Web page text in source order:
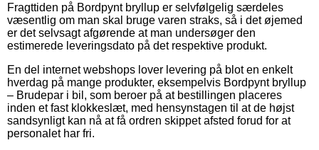
Fragttiden på Bordpynt bryllup er selvfølgelig særdeles
væsentlig om man skal bruge varen straks, så i det øjemed
er det selvsagt afgørende at man undersøger den
estimerede leveringsdato på det respektive produkt.
En del internet webshops lover levering på blot en enkelt
hverdag på mange produkter, eksempelvis Bordpynt bryllup
– Brudepar i bil, som beroer på at bestillingen placeres
inden et fast klokkeslæt, med hensynstagen til at de højst
sandsynligt kan nå at få ordren skippet afsted forud for at
personalet har fri.